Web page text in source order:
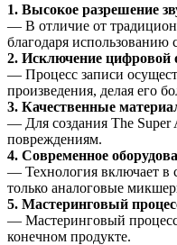
1. Высокое разрешение
— В отличие от
благодаря использованию
2. Исключение цифровой
— Процесс записи
произведения, делая его
3. Качественные
— Для создания The Super
повреждениям.
4. Современное
— Технология включает в
только аналоговые
5. Мастеринговый
— Мастеринговый процесс
конечном продукте.